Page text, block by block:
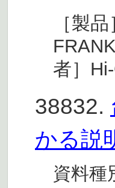
［製
者］
38832.
かる説
資料種